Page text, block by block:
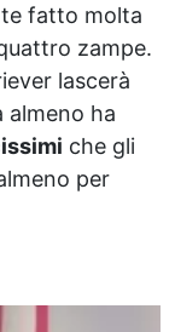
fatto molta
zampe.
lascerà
almeno ha
che gli
per